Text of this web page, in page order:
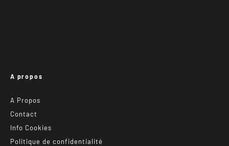
A propos
A Propos
Contact
Info Cookies
Politique de confidentialité